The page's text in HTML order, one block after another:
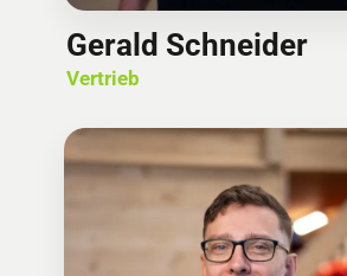
Gerald Schneider
Vertrieb